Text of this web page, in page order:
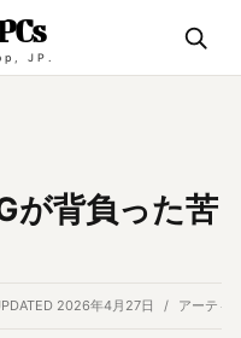
JP.
が背負った苦
2026年4月27日 アーティ